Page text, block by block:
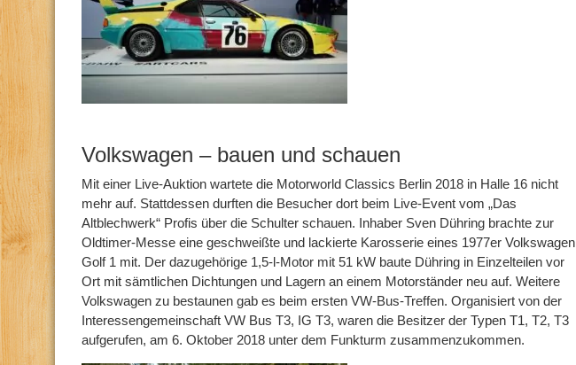
Volkswagen – bauen und schauen
Mit einer Live-Auktion wartete die Motorworld Classics Berlin 2018 in Halle 16 nicht
mehr auf. Stattdessen durften die Besucher dort beim Live-Event vom „Das
Altblechwerk“ Profis über die Schulter schauen. Inhaber Sven Dühring brachte zur
Oldtimer-Messe eine geschweißte und lackierte Karosserie eines 1977er Volkswagen
Golf 1 mit. Der dazugehörige 1,5-l-Motor mit 51 kW baute Dühring in Einzelteilen vor
Ort mit sämtlichen Dichtungen und Lagern an einem Motorständer neu auf. Weitere
Volkswagen zu bestaunen gab es beim ersten VW-Bus-Treffen. Organisiert von der
Interessengemeinschaft VW Bus T3, IG T3, waren die Besitzer der Typen T1, T2, T3
aufgerufen, am 6. Oktober 2018 unter dem Funkturm zusammenzukommen.